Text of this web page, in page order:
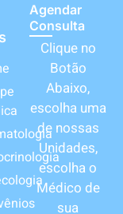
Agendar
Consulta
Clique no
Botão
Abaixo,
escolha uma
de nossas
Unidades,
escolha o
Médico de
sua